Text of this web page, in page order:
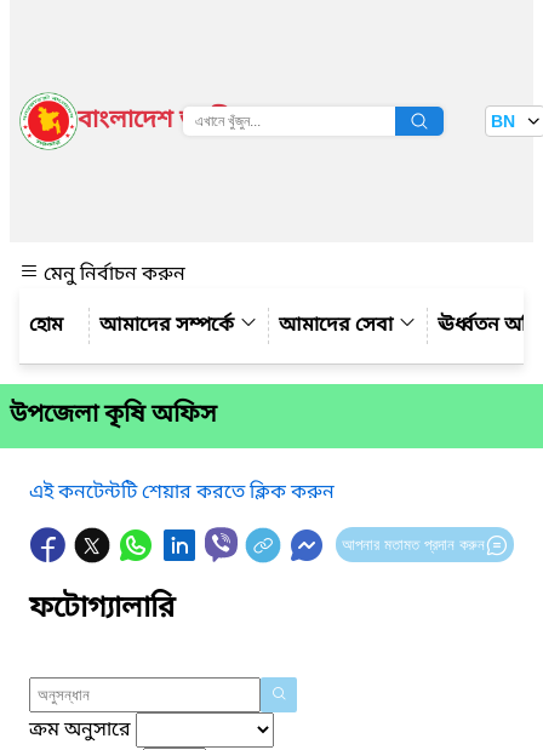
বাংলাদেশ জাতীয় তথ্য বাতায়ন BN
মেনু নির্বাচন করুন
আমাদের সম্পর্কে
আমাদের সেবা ঊর্ধ্বতন
উপজেলা কৃষি অফিস
এই কনটেন্টটি শেয়ার করতে ক্লিক করুন
আপনার মতামত প্রদান করুন
ফটোগ্যালারি
ক্রম অনুসারে